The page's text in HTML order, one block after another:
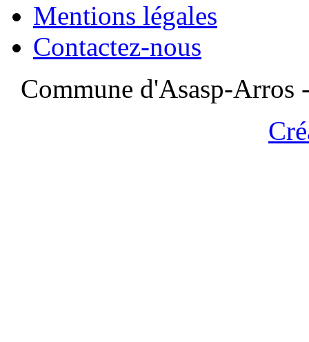
Mentions légales
Contactez-nous
Commune d'Asasp-Arros